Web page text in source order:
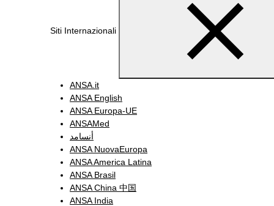
Siti Internazionali
ANSA.it
ANSA English
ANSA Europa-UE
ANSAMed
أنسامد
ANSA NuovaEuropa
ANSA America Latina
ANSA Brasil
ANSA China 中国
ANSA India